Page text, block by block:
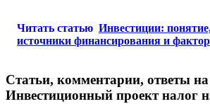
Читать статью Инвестиции:
источники финансирования и
Статьи, комментарии, ответы
Инвестиционный проект налог